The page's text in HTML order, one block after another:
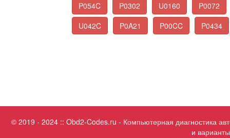
P054C
P0302 U0160
P0072
U042C
P0A21 P00CC P0434
© 2019 - 2024 :: Obd2-Codes.ru - Компьютерная диагностика
и